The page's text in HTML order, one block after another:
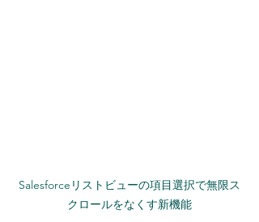
Salesforceリストビューの項目選択で無限ス
クロールをなくす新機能